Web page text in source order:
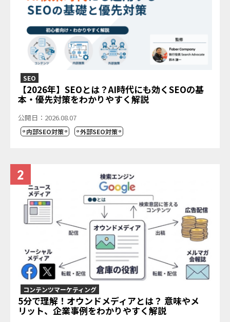
SEO
【2026年】SEOとは？AI時代にも効くSEOの基
本・優先対策をわかりやすく解説
公開日：2026.08.07
内部SEO対策 外部SEO対策
コンテンツマーケティング
5分で理解！オウンドメディアとは？ 意味やメ
リット、企業事例をわかりやすく解説